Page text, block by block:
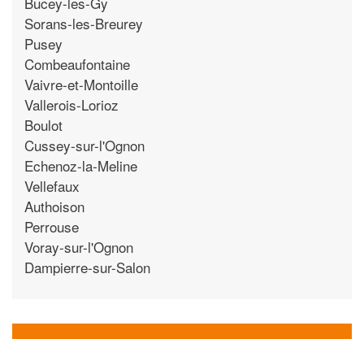
Sorans-les-Breurey
Pusey
Combeaufontaine
Vaivre-et-Montoille
Vallerois-Lorioz
Boulot
Cussey-sur-l'Ognon
Echenoz-la-Meline
Vellefaux
Authoison
Perrouse
Voray-sur-l'Ognon
Dampierre-sur-Salon